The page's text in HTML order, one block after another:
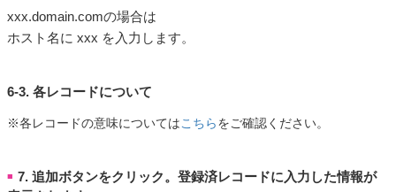
xxx.domain.comの場合は
ホスト名に xxx を入力します。
6-3. 各レコードについて
※各レコードの意味についてはこちらをご確認ください。
■ 7. 追加ボタンをクリック。登録済レコードに入力した情報が